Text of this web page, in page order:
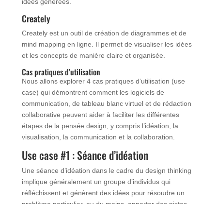
Creately
Creately est un outil de création de diagrammes et de
mind mapping en ligne. Il permet de visualiser les idées
et les concepts de manière claire et organisée.
Cas pratiques d’utilisation
Nous allons explorer 4 cas pratiques d’utilisation (use
case) qui démontrent comment les logiciels de
communication, de tableau blanc virtuel et de rédaction
collaborative peuvent aider à faciliter les différentes
étapes de la pensée design, y compris l’idéation, la
visualisation, la communication et la collaboration.
Use case #1 : Séance d’idéation
Une séance d’idéation dans le cadre du design thinking
implique généralement un groupe d’individus qui
réfléchissent et génèrent des idées pour résoudre un